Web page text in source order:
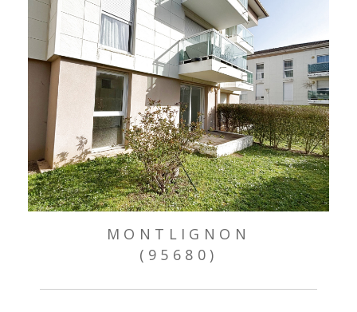
MONTLIGNON
(95680)